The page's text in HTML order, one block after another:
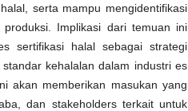
serta mampu mengidentifikasi
Implikasi dari temuan ini
sertifikasi halal sebagai strategi
kehalalan dalam industri es
akan memberikan masukan yang
dan stakeholders terkait untuk